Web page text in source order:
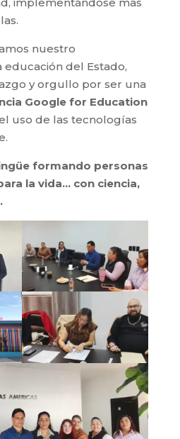
nuestro
del Estado,
y orgullo por ser una
Google for Education
uso de las tecnologías
formando personas
la vida… con ciencia,